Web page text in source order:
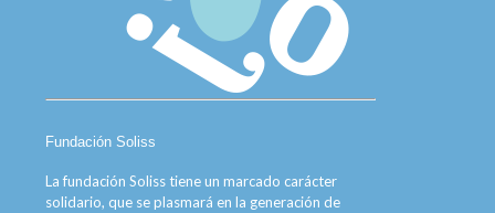
Fundación Soliss
La fundación Soliss tiene un marcado carácter
solidario, que se plasmará en la generación de